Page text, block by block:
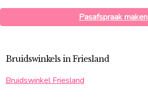
Pasafspraak maken
Bruidswinkels in Friesland
Bruidswinkel Friesland